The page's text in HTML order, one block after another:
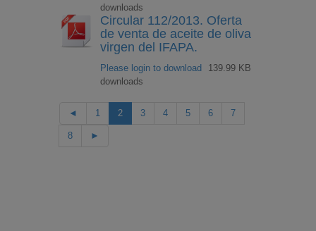
downloads
Circular 112/2013. Oferta
de venta de aceite de oliva
virgen del IFAPA.
Please login to download
139.99 KB
downloads
◄ 1 2 3 4 5 6 7
8 ►